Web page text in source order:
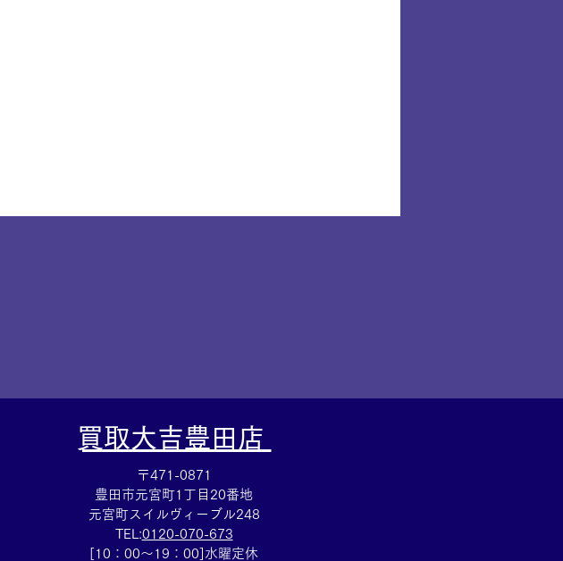
​買取大吉豊田店
〒471-0871
豊田市元宮町1丁目20番地
元宮町スイルヴィーブル248
TEL:0120-070-673
[10：00～19：00]水曜定休